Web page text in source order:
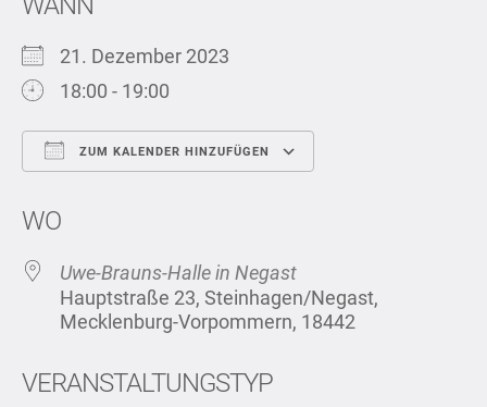
21. Dezember 2023
18:00 - 19:00
ZUM KALENDER HINZUFÜGEN
WO
Uwe-Brauns-Halle in Negast
Hauptstraße 23, Steinhagen/Negast,
Mecklenburg-Vorpommern, 18442
VERANSTALTUNGSTYP